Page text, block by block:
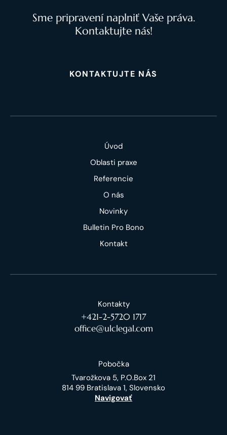
Sme pripravení naplniť Vaše práva.
Kontaktujte nás!
KONTAKTUJTE NÁS
Úvod
Oblasti praxe
Referencie
O nás
Novinky
Bulletin Pro Bono
Kontakt
Kontakty
+421-2-5720 1717
office@ulclegal.com
Pobočka
Tvarožkova 5, P.O.Box 21
814 99 Bratislava 1, Slovensko
Navigovať